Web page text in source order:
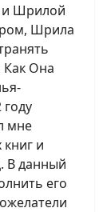
и Шрилой
Шрила
Как Она
мне
и
В данный
его